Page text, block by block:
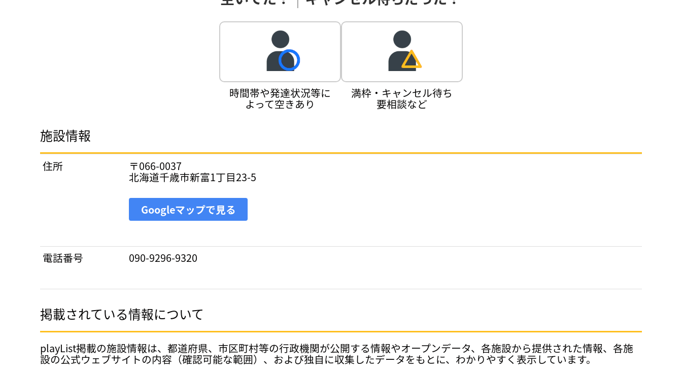
時間帯や発達状況等に
よって空きあり
満枠・キャンセル待ち
要相談など
施設情報
住所 〒066-0037
北海道千歳市新富1丁目23-5
Googleマップで見る
電話番号 090-9296-9320
掲載されている情報について
playList掲載の施設情報は、都道府県、市区町村等の行政機関が公開する情報やオープンデータ、各施設から提供された情報、各施
設の公式ウェブサイトの内容（確認可能な範囲）、および独自に収集したデータをもとに、わかりやすく表示しています。